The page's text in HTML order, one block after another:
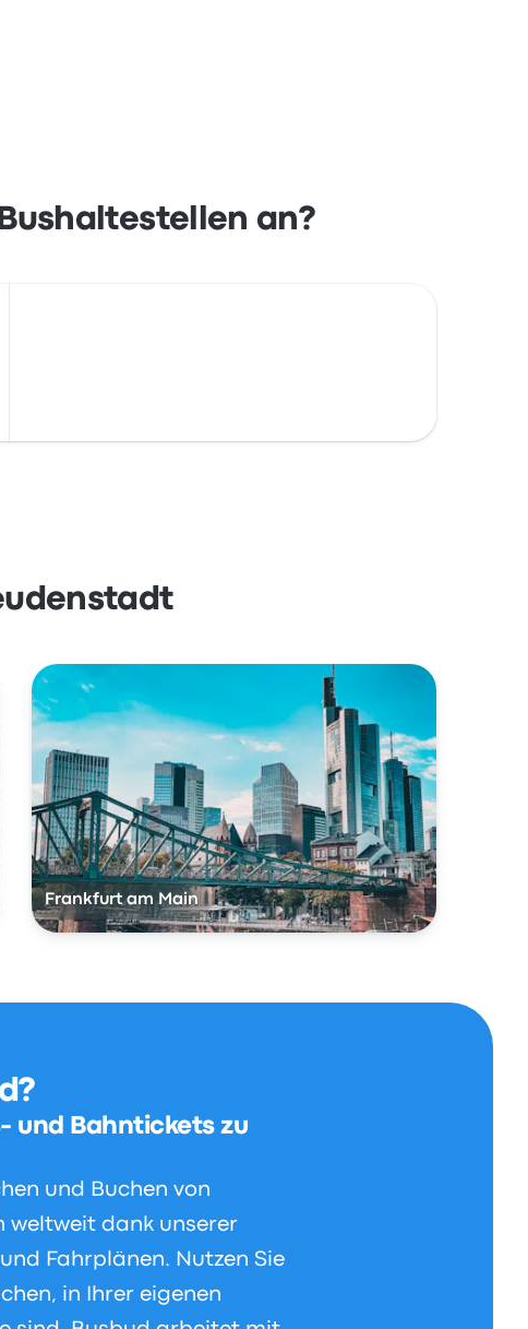
an?
Frankfurt am Main
und Bahntickets zu
und Buchen von
weltweit dank unserer
Fahrplänen. Nutzen Sie
in Ihrer eigenen